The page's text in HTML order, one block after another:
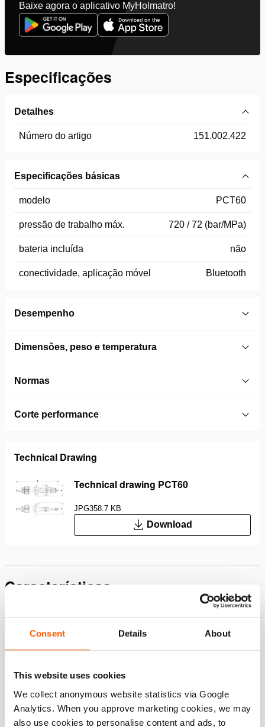
Consent Details About
This website uses cookies
We collect anonymous website statistics via Google
Analytics. When you approve marketing cookies, we may
also use cookies to personalise content and ads, to
Baixe agora o aplicativo MyHolmatro!
Especificações
Detalhes
Número do artigo 151.002.422
Especificações básicas
modelo PCT60
pressão de trabalho máx. 720 / 72 (bar/MPa)
bateria incluída não
conectividade, aplicação móvel Bluetooth
Desempenho
Dimensões, peso e temperatura
Normas
Corte performance
Technical Drawing
Technical drawing PCT60
JPG358.7 KB
Download
Características
Velocidade inigualável para operações de resgate mais
(patenteada): a ferramenta otimiza continuamente as
proporcionando a máxima velocidade em qualquer
carga da ferramenta